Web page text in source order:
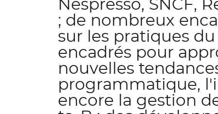
Nespresso, SNCF,
; de nombreux
sur les pratiques
encadrés pour
nouvelles
programmatique,
encore la gestion